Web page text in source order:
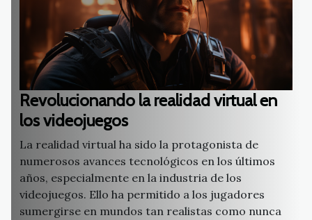
Revolucionando la realidad virtual en
los videojuegos
La realidad virtual ha sido la protagonista de
numerosos avances tecnológicos en los últimos
años, especialmente en la industria de los
videojuegos. Ello ha permitido a los jugadores
sumergirse en mundos tan realistas como nunca